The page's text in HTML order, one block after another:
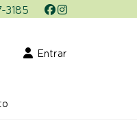
3185
Entrar